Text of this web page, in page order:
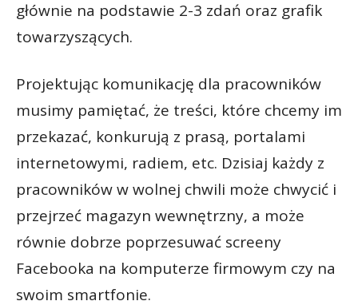
głównie na podstawie 2-3 zdań oraz grafik
towarzyszących.
Projektując komunikację dla pracowników
musimy pamiętać, że treści, które chcemy im
przekazać, konkurują z prasą, portalami
internetowymi, radiem, etc. Dzisiaj każdy z
pracowników w wolnej chwili może chwycić i
przejrzeć magazyn wewnętrzny, a może
równie dobrze poprzesuwać screeny
Facebooka na komputerze firmowym czy na
swoim smartfonie.